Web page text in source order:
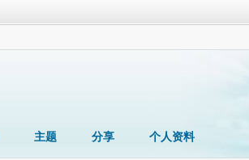
主题 分享 个人资料